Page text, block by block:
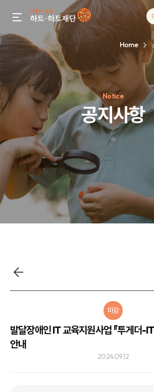
gnb menu open
인기 키워드
#정기후원#하트플레이스#캠페인#팬
Home
Notice
공지사항
마감
발달장애인 IT 교육지원사업 『투게더-
안내
2024.09.12